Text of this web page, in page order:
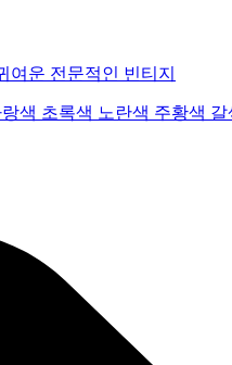
여운 전문적인 빈티지
색 초록색 노란색 주황색